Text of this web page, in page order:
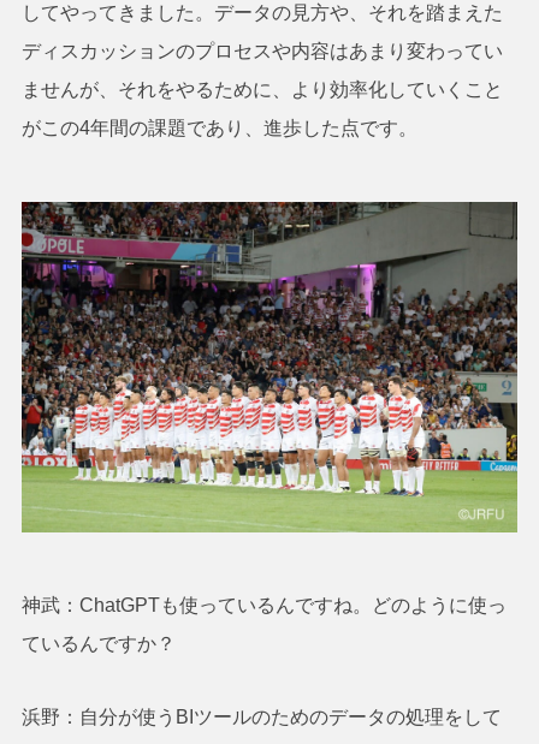
してやってきました。データの見方や、それを踏まえた
ディスカッションのプロセスや内容はあまり変わってい
ませんが、それをやるために、より効率化していくこと
がこの4年間の課題であり、進歩した点です。
神武：ChatGPTも使っているんですね。どのように使っ
ているんですか？
浜野：自分が使うBIツールのためのデータの処理をして